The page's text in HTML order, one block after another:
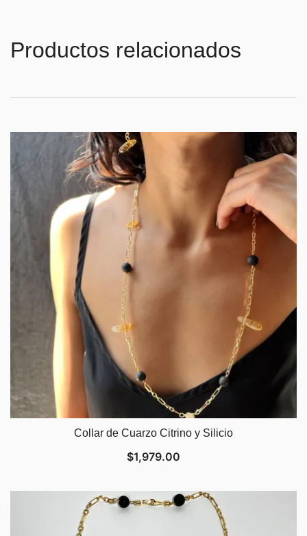
Productos relacionados
Collar de Cuarzo Citrino y Silicio
$1,979.00